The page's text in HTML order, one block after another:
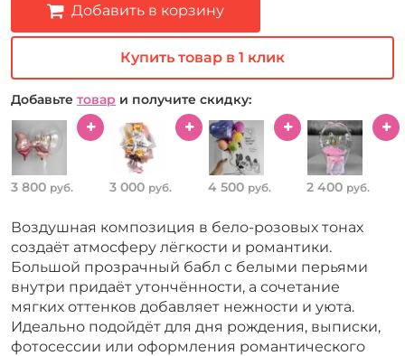
Добавить в корзину
Купить товар в 1 клик
Добавьте товар и получите скидку:
3 800 руб. 3 000 руб. 4 500 руб. 2 400 руб.
Воздушная композиция в бело-розовых тонах
создаёт атмосферу лёгкости и романтики.
Большой прозрачный бабл с белыми перьями
внутри придаёт утончённости, а сочетание
мягких оттенков добавляет нежности и уюта.
Идеально подойдёт для дня рождения, выписки,
фотосессии или оформления романтического